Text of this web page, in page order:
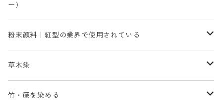
橙色系
人気のおすすめ染料
染色に必要な薬品類
補助薬品
お勧め｜スミフィックス～
3原色以外の色目
赤色
染色に必要な薬品
アルカリ剤
補助薬品
ー）
ネオカラー（色）
内容量：100g
内容量：500g
バィンダー（定着剤）
増粘剤
粉末顔料｜紅型の業界で使用されている
赤色系
本洋紅
黄色系
草木染
植物染料
竹・籐を染める